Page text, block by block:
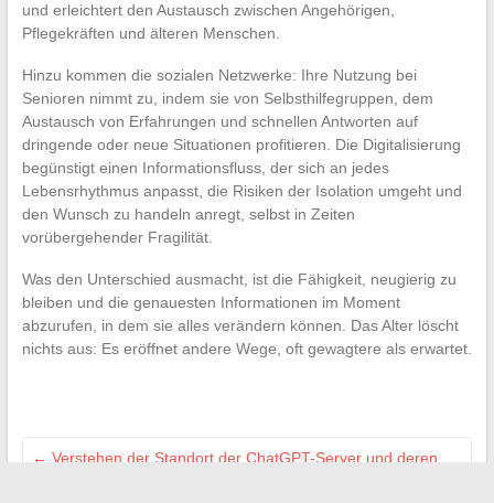
und erleichtert den Austausch zwischen Angehörigen,
Pflegekräften und älteren Menschen.
Hinzu kommen die sozialen Netzwerke: Ihre Nutzung bei
Senioren nimmt zu, indem sie von Selbsthilfegruppen, dem
Austausch von Erfahrungen und schnellen Antworten auf
dringende oder neue Situationen profitieren. Die Digitalisierung
begünstigt einen Informationsfluss, der sich an jedes
Lebensrhythmus anpasst, die Risiken der Isolation umgeht und
den Wunsch zu handeln anregt, selbst in Zeiten
vorübergehender Fragilität.
Was den Unterschied ausmacht, ist die Fähigkeit, neugierig zu
bleiben und die genauesten Informationen im Moment
abzurufen, in dem sie alles verändern können. Das Alter löscht
nichts aus: Es eröffnet andere Wege, oft gewagtere als erwartet.
← Verstehen der Standort der ChatGPT-Server und deren